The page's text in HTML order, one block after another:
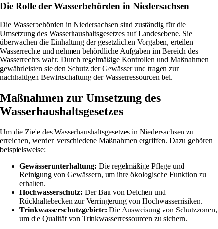
Die Rolle der Wasserbehörden in Niedersachsen
Die Wasserbehörden in Niedersachsen sind zuständig für die
Umsetzung des Wasserhaushaltsgesetzes auf Landesebene. Sie
überwachen die Einhaltung der gesetzlichen Vorgaben, erteilen
Wasserrechte und nehmen behördliche Aufgaben im Bereich des
Wasserrechts wahr. Durch regelmäßige Kontrollen und Maßnahmen
gewährleisten sie den Schutz der Gewässer und tragen zur
nachhaltigen Bewirtschaftung der Wasserressourcen bei.
Maßnahmen zur Umsetzung des
Wasserhaushaltsgesetzes
Um die Ziele des Wasserhaushaltsgesetzes in Niedersachsen zu
erreichen, werden verschiedene Maßnahmen ergriffen. Dazu gehören
beispielsweise:
Gewässerunterhaltung: Die regelmäßige Pflege und
Reinigung von Gewässern, um ihre ökologische Funktion zu
erhalten.
Hochwasserschutz: Der Bau von Deichen und
Rückhaltebecken zur Verringerung von Hochwasserrisiken.
Trinkwasserschutzgebiete: Die Ausweisung von Schutzzonen,
um die Qualität von Trinkwasserressourcen zu sichern.